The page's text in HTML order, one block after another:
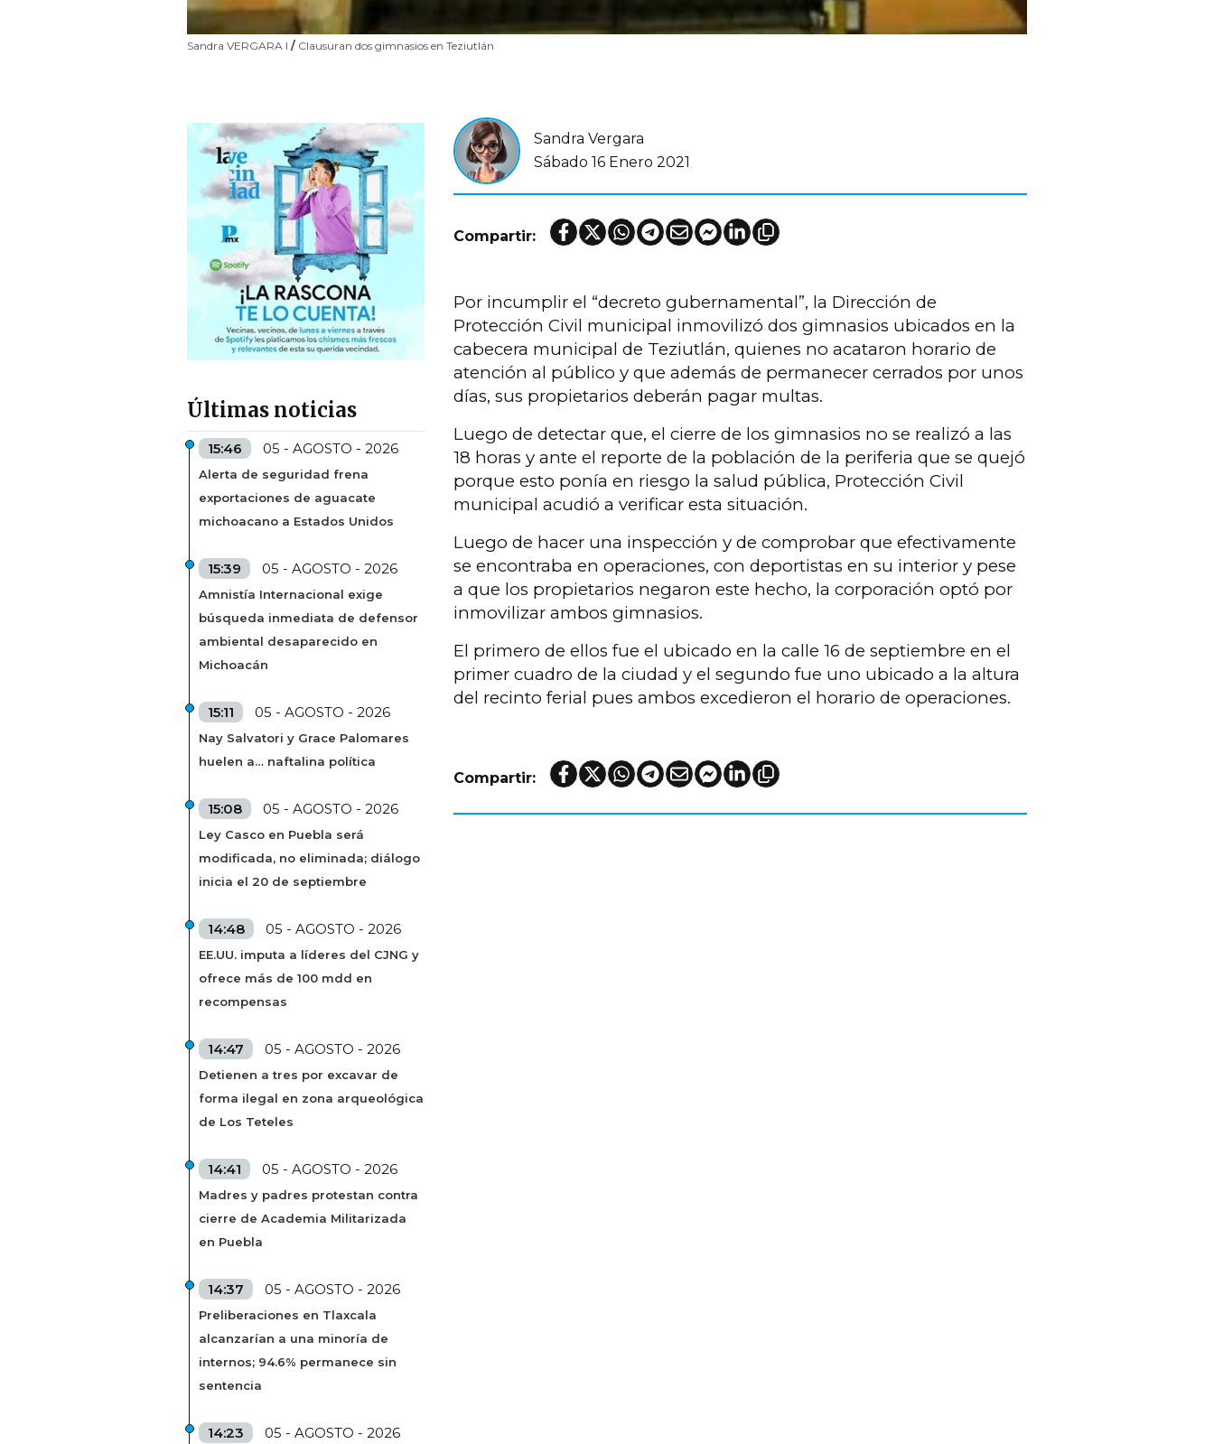
Sandra VERGARA I / Clausuran dos gimnasios en Teziutlán
Últimas noticias
15:46 05 - AGOSTO - 2026
Alerta de seguridad frena
exportaciones de aguacate
michoacano a Estados Unidos
15:39 05 - AGOSTO - 2026
Amnistía Internacional exige
búsqueda inmediata de defensor
ambiental desaparecido en
Michoacán
15:11 05 - AGOSTO - 2026
Nay Salvatori y Grace Palomares
huelen a… naftalina política
15:08 05 - AGOSTO - 2026
Ley Casco en Puebla será
modificada, no eliminada; diálogo
inicia el 20 de septiembre
14:48 05 - AGOSTO - 2026
EE.UU. imputa a líderes del CJNG y
ofrece más de 100 mdd en
recompensas
14:47 05 - AGOSTO - 2026
Detienen a tres por excavar de
forma ilegal en zona arqueológica
de Los Teteles
14:41 05 - AGOSTO - 2026
Madres y padres protestan contra
cierre de Academia Militarizada
en Puebla
14:37 05 - AGOSTO - 2026
Preliberaciones en Tlaxcala
alcanzarían a una minoría de
internos; 94.6% permanece sin
sentencia
14:23 05 - AGOSTO - 2026
Sandra Vergara
Sábado 16 Enero 2021
Compartir:
Por incumplir el “decreto gubernamental”, la Dirección de
Protección Civil municipal inmovilizó dos gimnasios ubicados en la
cabecera municipal de Teziutlán, quienes no acataron horario de
atención al público y que además de permanecer cerrados por unos
días, sus propietarios deberán pagar multas.
Luego de detectar que, el cierre de los gimnasios no se realizó a las
18 horas y ante el reporte de la población de la periferia que se quejó
porque esto ponía en riesgo la salud pública, Protección Civil
municipal acudió a verificar esta situación.
Luego de hacer una inspección y de comprobar que efectivamente
se encontraba en operaciones, con deportistas en su interior y pese
a que los propietarios negaron este hecho, la corporación optó por
inmovilizar ambos gimnasios.
El primero de ellos fue el ubicado en la calle 16 de septiembre en el
primer cuadro de la ciudad y el segundo fue uno ubicado a la altura
del recinto ferial pues ambos excedieron el horario de operaciones.
Compartir: